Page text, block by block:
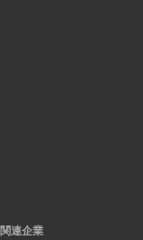
関連企業